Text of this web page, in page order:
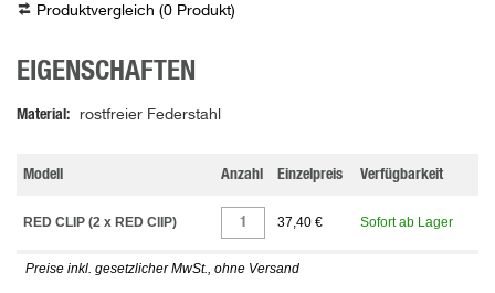
Produktvergleich (0 Produkt)
EIGENSCHAFTEN
Material rostfreier Federstahl
Modell Anzahl Einzelpreis Verfügbarkeit
RED CLIP (2 x RED ClIP) 37,40 € Sofort ab Lager
Preise inkl. gesetzlicher MwSt., ohne Versand